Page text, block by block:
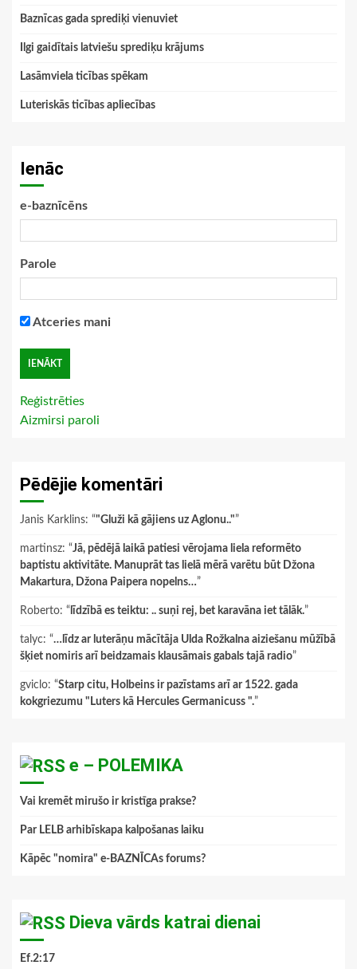
Baznīcas gada sprediķi vienuviet
Ilgi gaidītais latviešu sprediķu krājums
Lasāmviela ticības spēkam
Luteriskās ticības apliecības
Ienāc
e-baznīcēns
Parole
Atceries mani
Reģistrēties
Aizmirsi paroli
Pēdējie komentāri
Janis Karklins: “"Gluži kā gājiens uz Aglonu.."”
martinsz: “Jā, pēdējā laikā patiesi vērojama liela reformēto
baptistu aktivitāte. Manuprāt tas lielā mērā varētu būt Džona
Makartura, Džona Paipera nopelns…”
Roberto: “ līdzībā es teiktu: .. suņi rej, bet karavāna iet tālāk.”
talyc: “…līdz ar luterāņu mācītāja Ulda Rožkalna aiziešanu mūžībā
šķiet nomiris arī beidzamais klausāmais gabals tajā radio”
gviclo: “Starp citu, Holbeins ir pazīstams arī ar 1522. gada
kokgriezumu "Luters kā Hercules Germanicuss ".”
e – POLEMIKA
Vai kremēt mirušo ir kristīga prakse?
Par LELB arhibīskapa kalpošanas laiku
Kāpēc "nomira" e-BAZNĪCAs forums?
Dieva vārds katrai dienai
Ef.2:17